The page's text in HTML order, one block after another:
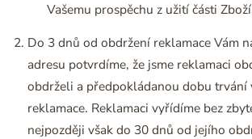
Vašemu prospěchu z užití části
Do 3 dnů od obdržení reklamace Vám
adresu potvrdíme, že jsme reklamaci
obdrželi a předpokládanou dobu trvání
reklamace. Reklamaci vyřídíme bez
nejpozději však do 30 dnů od jejího